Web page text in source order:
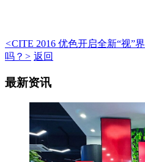
<CITE 2016 优色开启全新“视”界
吗？ > 返回
最新资讯